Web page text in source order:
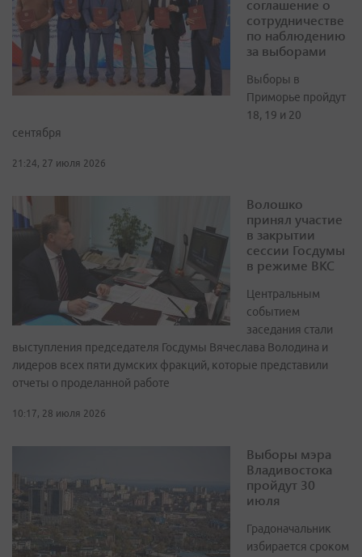
соглашение о
сотрудничестве
по наблюдению
за выборами
Выборы в
Приморье пройдут
18, 19 и 20
сентября
21:24, 27 июля 2026
Волошко
принял участие
в закрытии
сессии Госдумы
в режиме ВКС
Центральным
событием
заседания стали
выступления председателя Госдумы Вячеслава Володина и
лидеров всех пяти думских фракций, которые представили
отчеты о проделанной работе
10:17, 28 июля 2026
Выборы мэра
Владивостока
пройдут 30
июля
Градоначальник
избирается сроком